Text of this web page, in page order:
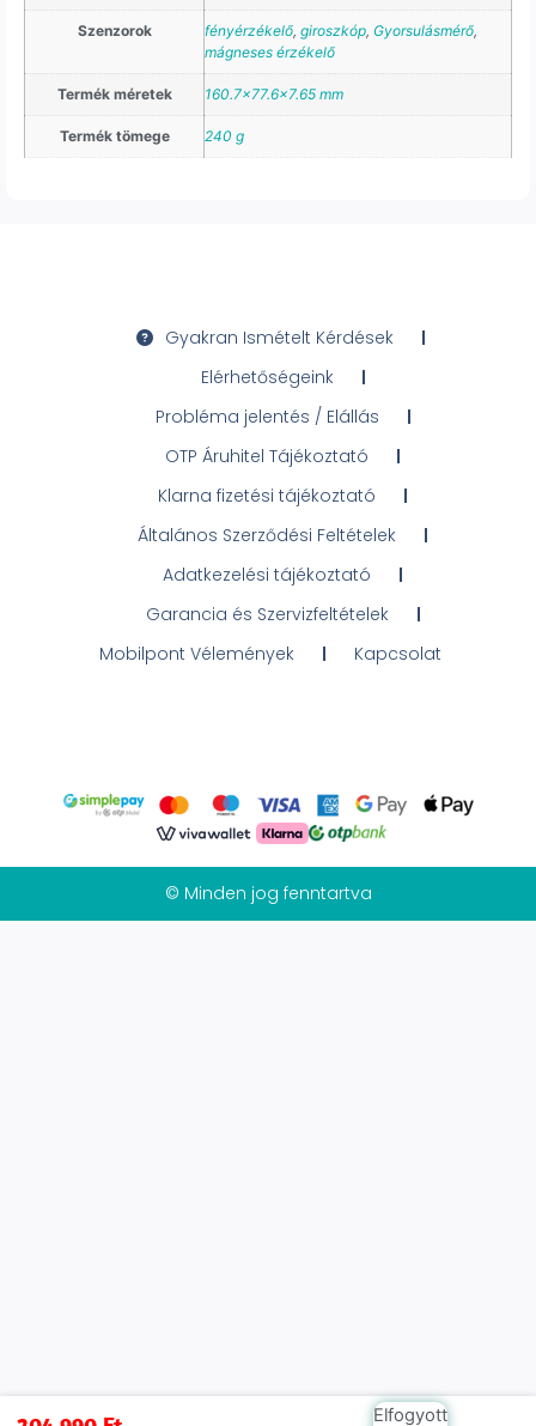
Elfogyott
Szenzorok fényérzékelő, giroszkóp, Gyorsulásmérő,
mágneses érzékelő
Termék méretek 160.7×77.6×7.65 mm
Termék tömege 240 g
Gyakran Ismételt Kérdések
Elérhetőségeink
Probléma jelentés / Elállás
OTP Áruhitel Tájékoztató
Klarna fizetési tájékoztató
Általános Szerződési Feltételek
Adatkezelési tájékoztató
Garancia és Szervizfeltételek
Mobilpont Vélemények
Kapcsolat
© Minden jog fenntartva